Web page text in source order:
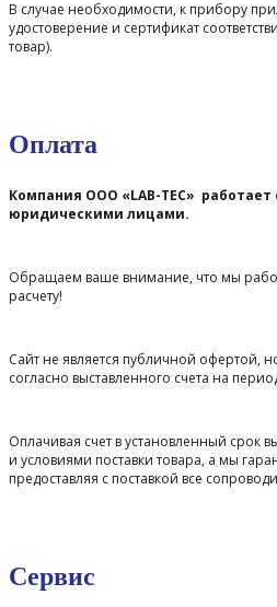
В случае необходимости, к прибору
удостоверение и сертификат
товар).
Оплата
Компания ООО «LAB-TEC»
юридическими лицами.
Обращаем ваше внимание, что мы
расчету!
Сайт не является публичной офертой,
согласно выставленного счета на
Оплачивая счет в установленный срок
и условиями поставки товара, а мы
предоставляя с поставкой все
Сервис